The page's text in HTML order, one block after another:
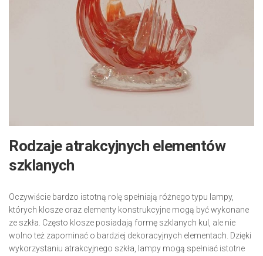
Rodzaje atrakcyjnych elementów
szklanych
Oczywiście bardzo istotną rolę spełniają różnego typu lampy,
których klosze oraz elementy konstrukcyjne mogą być wykonane
ze szkła. Często klosze posiadają formę szklanych kul, ale nie
wolno też zapominać o bardziej dekoracyjnych elementach. Dzięki
wykorzystaniu atrakcyjnego szkła, lampy mogą spełniać istotne